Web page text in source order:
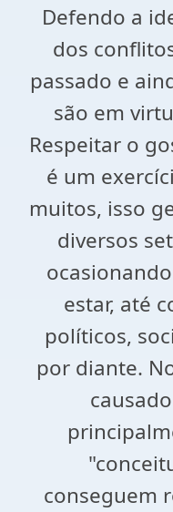
Defendo a
dos
passado e
são em
Respeitar o
é um
muitos, isso
diversos
estar, até
políticos,
por diante.
conseguem